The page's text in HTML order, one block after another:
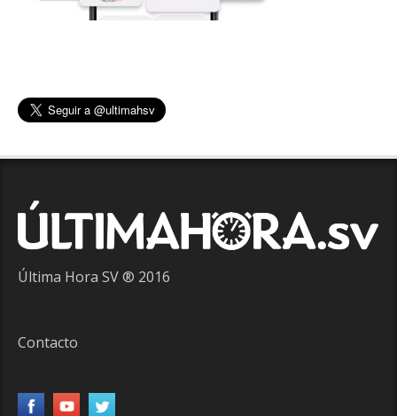
Última Hora SV ® 2016
Contacto